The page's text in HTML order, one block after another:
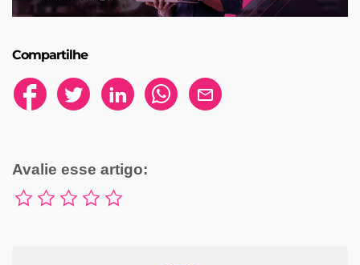
Compartilhe
Avalie esse artigo: